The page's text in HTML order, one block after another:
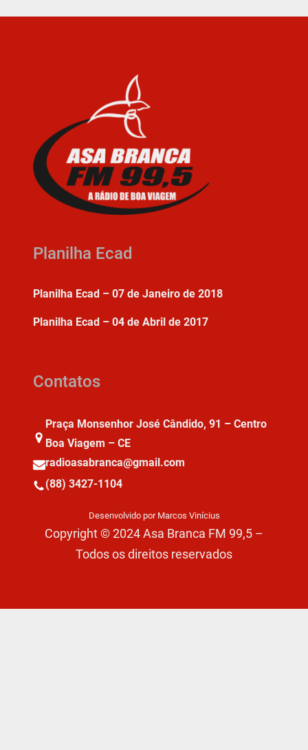
Planilha Ecad
Planilha Ecad – 07 de Janeiro de 2018
Planilha Ecad – 04 de Abril de 2017
Contatos
Praça Monsenhor José Cândido, 91 – Centro
Boa Viagem – CE
radioasabranca@gmail.com
(88) 3427-1104
Desenvolvido por Marcos Vinícius
Copyright © 2024 Asa Branca FM 99,5 –
Todos os direitos reservados